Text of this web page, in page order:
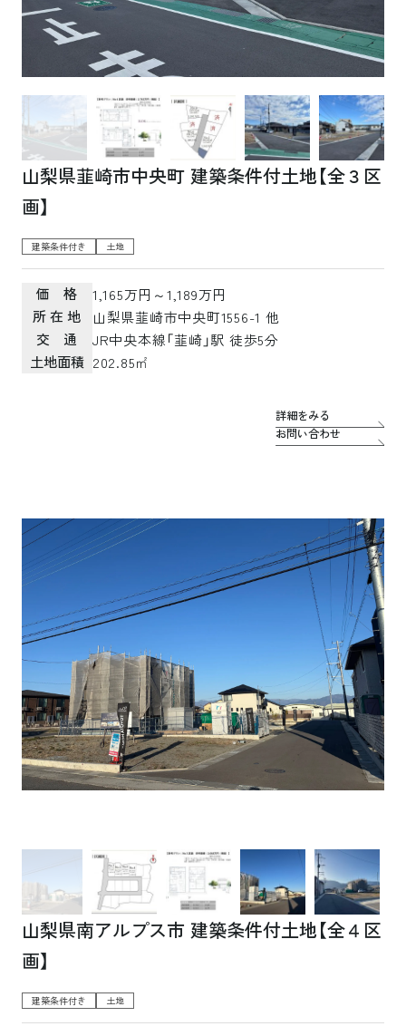
山梨県韮崎市中央町 建築条件付土地【全３区
画】
建築条件付き 土地
価 格
1,165万円～1,189万円
所 在 地
山梨県韮崎市中央町1556-1 他
交 通
JR中央本線「韮崎」駅 徒歩5分
土地面積 202.85㎡
詳細をみる
お問い合わせ
山梨県南アルプス市 建築条件付土地【全４区
画】
建築条件付き 土地